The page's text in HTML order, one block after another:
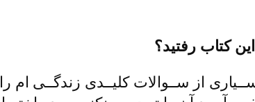
کتاب رفتید؟
از ســوالات کلیــدی زندگــی ام